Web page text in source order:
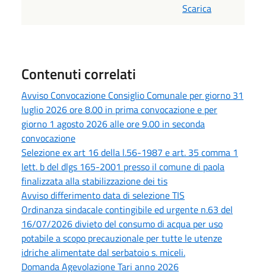
Scarica
Contenuti correlati
Avviso Convocazione Consiglio Comunale per giorno 31
luglio 2026 ore 8.00 in prima convocazione e per
giorno 1 agosto 2026 alle ore 9.00 in seconda
convocazione
Selezione ex art 16 della l.56-1987 e art. 35 comma 1
lett. b del dlgs 165-2001 presso il comune di paola
finalizzata alla stabilizzazione dei tis
Avviso differimento data di selezione TIS
Ordinanza sindacale contingibile ed urgente n.63 del
16/07/2026 divieto del consumo di acqua per uso
potabile a scopo precauzionale per tutte le utenze
idriche alimentate dal serbatoio s. miceli.
Domanda Agevolazione Tari anno 2026